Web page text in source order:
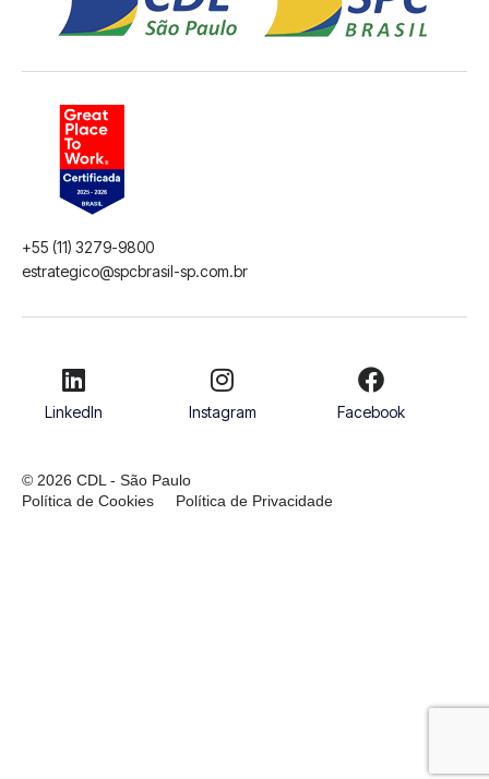
+55 (11) 3279-9800
estrategico@spcbrasil-sp.com.br
LinkedIn Instagram Facebook
© 2026 CDL - São Paulo
Política de Cookies
Política de Privacidade